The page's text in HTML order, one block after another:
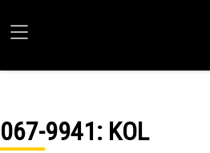
067-9941: KOL